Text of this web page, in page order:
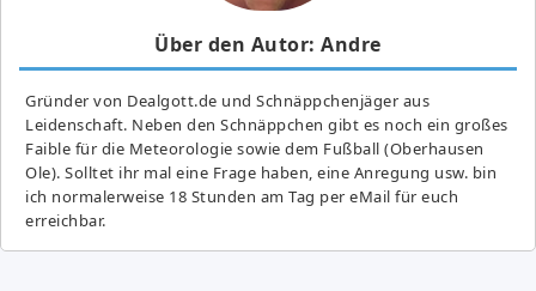
Über den Autor: Andre
Gründer von Dealgott.de und Schnäppchenjäger aus
Leidenschaft. Neben den Schnäppchen gibt es noch ein großes
Fai­ble für die Meteorologie sowie dem Fußball (Oberhausen
Ole). Solltet ihr mal eine Frage haben, eine Anregung usw. bin
ich normalerweise 18 Stunden am Tag per eMail für euch
erreichbar.